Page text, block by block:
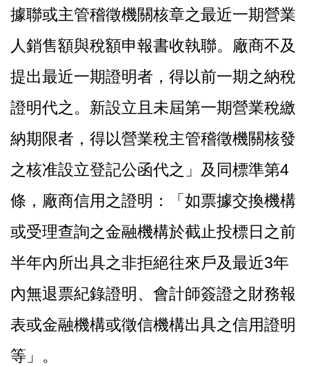
據聯或主管稽徵機關核章之最近一期營業
人銷售額與稅額申報書收執聯。廠商不及
提出最近一期證明者，得以前一期之納稅
證明代之。新設立且未屆第一期營業稅繳
納期限者，得以營業稅主管稽徵機關核發
之核准設立登記公函代之」及同標準第4
條，廠商信用之證明：「如票據交換機構
或受理查詢之金融機構於截止投標日之前
半年內所出具之非拒絕往來戶及最近3年
內無退票紀錄證明、會計師簽證之財務報
表或金融機構或徵信機構出具之信用證明
等」。